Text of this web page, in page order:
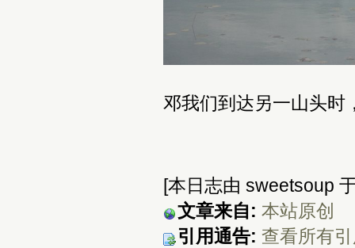
邓我们到达另一山头时
[本日志由 sweetsoup
文章来自: 本站原创
引用通告: 查看所有